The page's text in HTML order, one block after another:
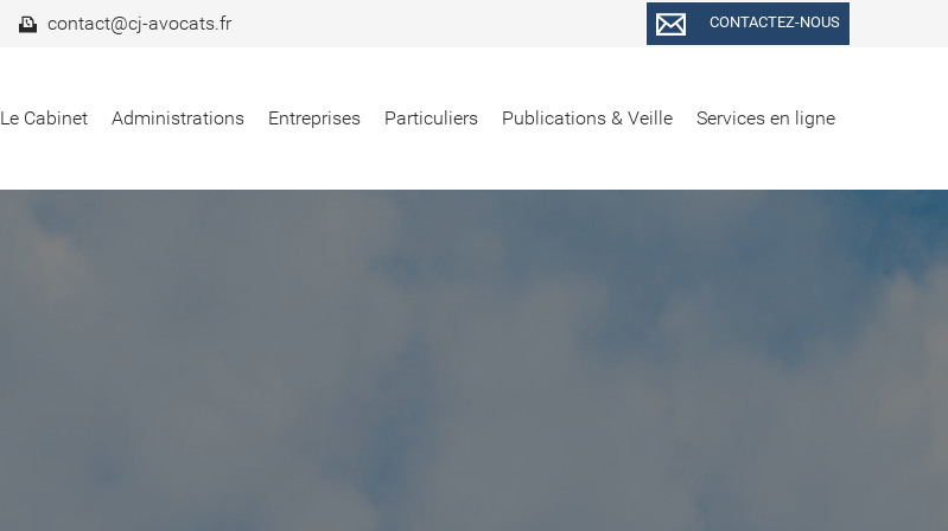
Le Cabinet Administrations Entreprises Particuliers Publications & Veille Services en ligne
contact@cj-avocats.fr CONTACTEZ-NOUS